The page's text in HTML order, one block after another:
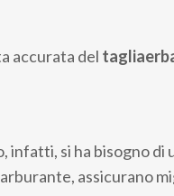
accurata del
infatti, si ha bisogno
assicurano